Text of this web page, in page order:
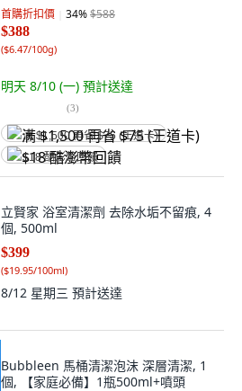
首購折扣價 34%$588
$388
($6.47/100g)
明天 8/10 (一) 預計送達
(3)
满 $1,500 再省 $75 (王道卡)
$18 酷澎幣回饋
立賢家 浴室清潔劑 去除水垢不留痕, 4
個, 500ml
$399
($19.95/100ml)
8/12 星期三 預計送達
Bubbleen 馬桶清潔泡沫 深層清潔, 1
個, 【家庭必備】1瓶500ml+噴頭